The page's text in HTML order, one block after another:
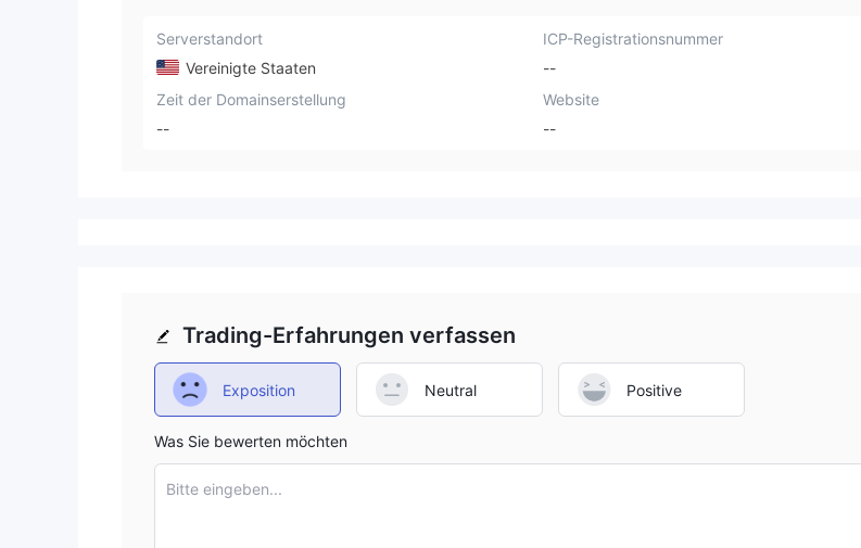
Serverstandort
Vereinigte Staaten
ICP-Registrationsnummer
--
Zeit der Domainserstellung
--
Website
--
Trading-Erfahrungen verfassen
Exposition Neutral Positive
Was Sie bewerten möchten
Bitte eingeben...